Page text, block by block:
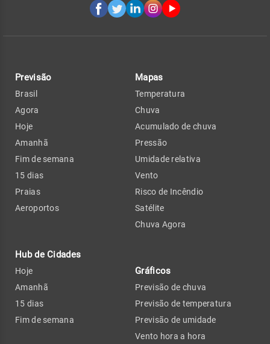
Previsão
Brasil
Agora
Hoje
Amanhã
Fim de semana
15 dias
Praias
Aeroportos
Hub de Cidades
Hoje
Amanhã
15 dias
Fim de semana
Mapas
Temperatura
Chuva
Acumulado de chuva
Pressão
Umidade relativa
Vento
Risco de Incêndio
Satélite
Chuva Agora
Gráficos
Previsão de chuva
Previsão de temperatura
Previsão de umidade
Vento hora a hora